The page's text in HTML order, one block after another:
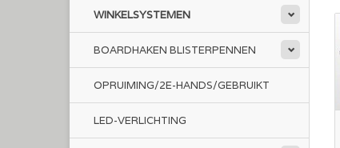
WINKELSYSTEMEN
BOARDHAKEN BLISTERPENNEN
OPRUIMING/2E-HANDS/GEBRUIKT
LED-VERLICHTING